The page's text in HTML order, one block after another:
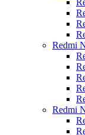
Redmi
Redmi